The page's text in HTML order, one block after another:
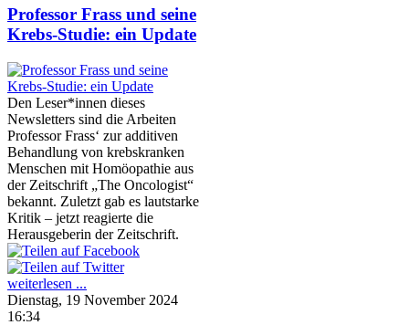
Professor Frass und seine
Krebs-Studie: ein Update
Den Leser*innen dieses
Newsletters sind die Arbeiten
Professor Frass‘ zur additiven
Behandlung von krebskranken
Menschen mit Homöopathie aus
der Zeitschrift „The Oncologist“
bekannt. Zuletzt gab es lautstarke
Kritik – jetzt reagierte die
Herausgeberin der Zeitschrift.
weiterlesen ...
Dienstag, 19 November 2024
16:34